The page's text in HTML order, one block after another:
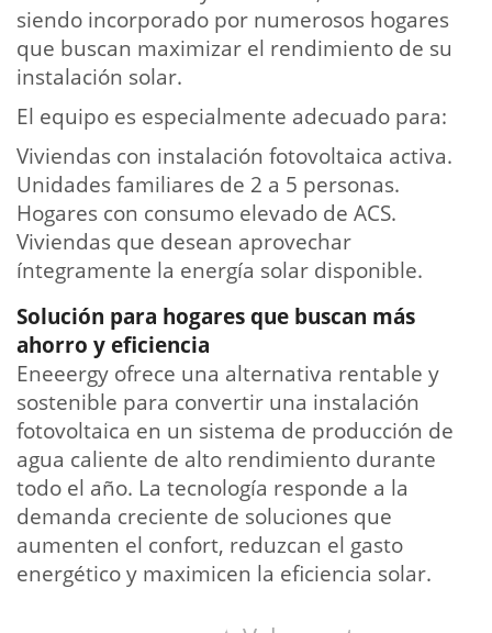
siendo incorporado por numerosos hogares
que buscan maximizar el rendimiento de su
instalación solar.
El equipo es especialmente adecuado para:
Viviendas con instalación fotovoltaica activa.
Unidades familiares de 2 a 5 personas.
Hogares con consumo elevado de ACS.
Viviendas que desean aprovechar
íntegramente la energía solar disponible.
Solución para hogares que buscan más
ahorro y eficiencia
Eneeergy ofrece una alternativa rentable y
sostenible para convertir una instalación
fotovoltaica en un sistema de producción de
agua caliente de alto rendimiento durante
todo el año. La tecnología responde a la
demanda creciente de soluciones que
aumenten el confort, reduzcan el gasto
energético y maximicen la eficiencia solar.